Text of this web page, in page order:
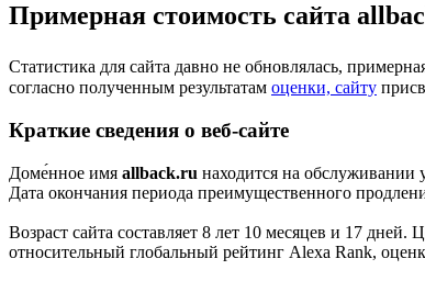
Примерная стоимость сайта
Статистика для сайта давно не обновлялась,
cогласно полученным результатам оценки, сайту
Краткие сведения о веб-сайте
Доме́нное имя allback.ru находится на обслуживании
Дата окончания периода преимущественного
Возраст сайта составляет 8 лет 10 месяцев и 17
относительный глобальный рейтинг Alexa Rank,